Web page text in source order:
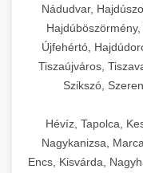
Nádudvar,
Újfehértó,
Tiszaújváros,
Szikszó,
Hévíz, Tapolca,
Nagykanizsa,
Encs, Kisvárda,